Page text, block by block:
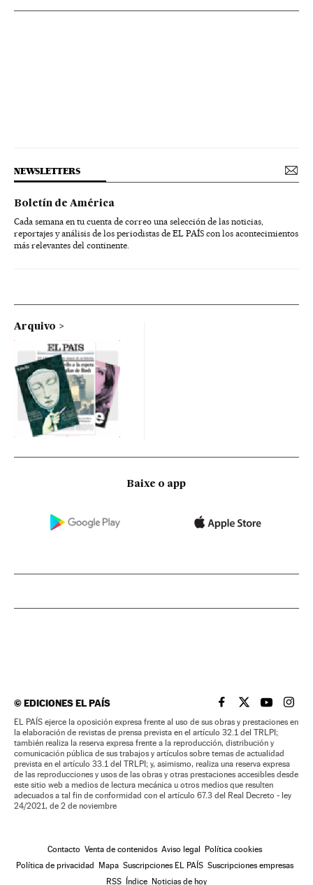
NEWSLETTERS
Boletín de América
Cada semana en tu cuenta de correo una selección de las noticias,
reportajes y análisis de los periodistas de EL PAÍS con los acontecimientos
más relevantes del continente.
Arquivo
Baixe o app
©EDICIONES EL PAÍS EL PAÍS BRASIL EN
EL PAÍSEL PAÍS
EL
EL PAÍS ejerce la oposición expresa frente al uso de sus obras y prestaciones en
la elaboración de revistas de prensa prevista en el artículo 32.1 del TRLPI;
también realiza la reserva expresa frente a la reproducción, distribución y
comunicación pública de sus trabajos y artículos sobre temas de actualidad
prevista en el artículo 33.1 del TRLPI; y, asimismo, realiza una reserva expresa
de las reproducciones y usos de las obras y otras prestaciones accesibles desde
este sitio web a medios de lectura mecánica u otros medios que resulten
adecuados a tal fin de conformidad con el artículo 67.3 del Real Decreto - ley
24/2021, de 2 de noviembre
Contacto Venta de contenidos Aviso legal
Política cookies
Política de privacidad
Mapa Suscripciones EL PAÍS Suscripciones empresas
RSS
Índice Noticias de hoy